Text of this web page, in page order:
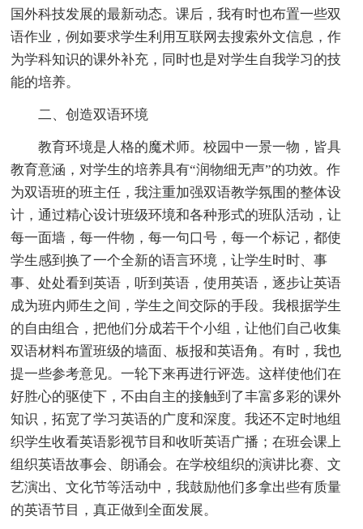
国外科技发展的最新动态。课后，我有时也布置一些双
语作业，例如要求学生利用互联网去搜索外文信息，作
为学科知识的课外补充，同时也是对学生自我学习的技
能的培养。
二、创造双语环境
教育环境是人格的魔术师。校园中一景一物，皆具
教育意涵，对学生的培养具有“润物细无声”的功效。作
为双语班的班主任，我注重加强双语教学氛围的整体设
计，通过精心设计班级环境和各种形式的班队活动，让
每一面墙，每一件物，每一句口号，每一个标记，都使
学生感到换了一个全新的语言环境，让学生时时、事
事、处处看到英语，听到英语，使用英语，逐步让英语
成为班内师生之间，学生之间交际的手段。我根据学生
的自由组合，把他们分成若干个小组，让他们自己收集
双语材料布置班级的墙面、板报和英语角。有时，我也
提一些参考意见。一轮下来再进行评选。这样使他们在
好胜心的驱使下，不由自主的接触到了丰富多彩的课外
知识，拓宽了学习英语的广度和深度。我还不定时地组
织学生收看英语影视节目和收听英语广播；在班会课上
组织英语故事会、朗诵会。在学校组织的演讲比赛、文
艺演出、文化节等活动中，我鼓励他们多拿出些有质量
的英语节目，真正做到全面发展。